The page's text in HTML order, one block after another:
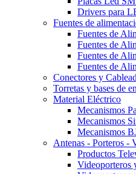
Drivers para
Fuentes de
Fuentes de
Fuentes de
Fuentes de
Fuentes de
Conectores y
Torretas y bases de
Material Eléctrico
Mecanismos
Mecanismos
Mecanismos
Antenas - Porteros -
Productos
Videoporteros